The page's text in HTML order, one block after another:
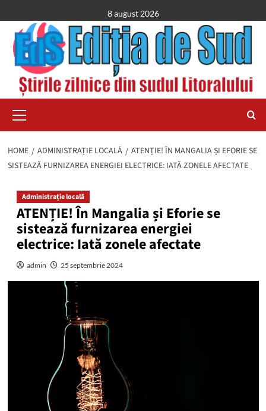
to
content
8 august 2026
Menu
HOME ADMINISTRAȚIE LOCALĂ
ATENȚIE! ÎN MANGALIA ȘI EFORIE SE
SISTEAZĂ FURNIZAREA ENERGIEI ELECTRICE: IATĂ ZONELE AFECTATE
Administrație locală
ATENȚIE! În Mangalia și Eforie se
sistează furnizarea energiei
electrice: Iată zonele afectate
admin 25 septembrie 2024